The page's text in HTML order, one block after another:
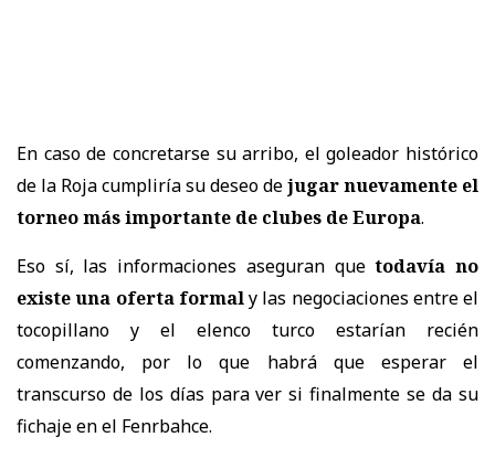
En caso de concretarse su arribo, el goleador histórico
de la Roja cumpliría su deseo dejugar nuevamente el
torneo más importante de clubes de Europa.
Eso sí, las informaciones aseguran quetodavía no
existe una oferta formaly las negociaciones entre el
tocopillano y el elenco turco estarían recién
comenzando, por lo que habrá que esperar el
transcurso de los días para ver si finalmente se da su
fichaje en el Fenrbahce.